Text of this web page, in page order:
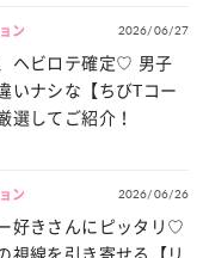
ン 2026/06/27
ヘビロテ確定♡ 男子
いナシな【ちびTコー
選してご紹介！
ン 2026/06/26
好きさんにピッタリ♡